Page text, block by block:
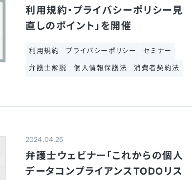
利用規約・プライバシーポリシー見
直しのポイント」を開催
利用規約 プライバシーポリシー セミナー
弁護士解説 個人情報保護法 消費者契約法
2024.04.25
弁護士ウェビナー「これからの個人
データコンプライアンスTODOリス